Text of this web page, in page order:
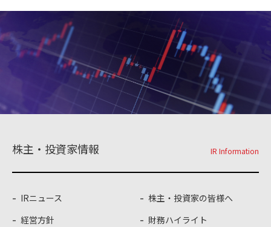
株主・投資家情報 IR Information
IRニュース
株主・投資家の皆様へ
経営方針
財務ハイライト